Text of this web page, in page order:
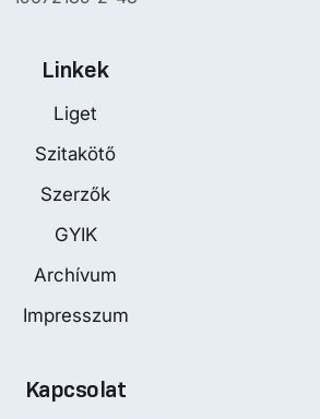
Linkek
Liget
Szitakötő
Szerzők
GYIK
Archívum
Impresszum
Kapcsolat